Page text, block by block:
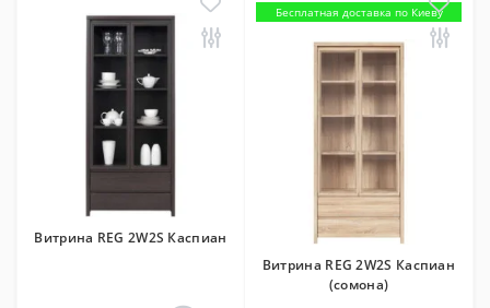
Витрина REG 2W2S Каспиан
Бесплатная доставка по Киеву
Витрина REG 2W2S Каспиан
(сомона)